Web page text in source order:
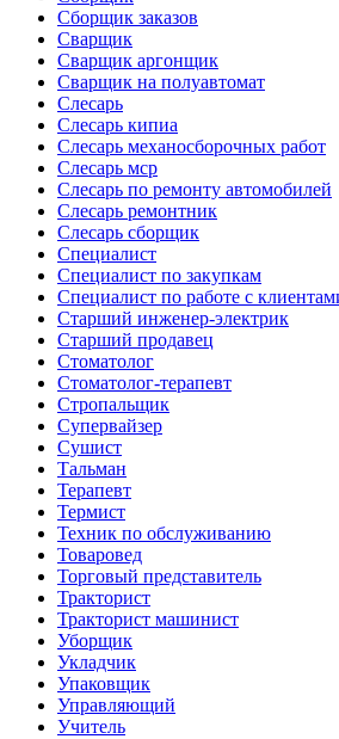
Сборщик заказов
Сварщик
Сварщик аргонщик
Сварщик на полуавтомат
Слесарь
Слесарь кипиа
Слесарь механосборочных работ
Слесарь мср
Слесарь по ремонту автомобилей
Слесарь ремонтник
Слесарь сборщик
Специалист
Специалист по закупкам
Специалист по работе с
Старший инженер-электрик
Старший продавец
Стоматолог
Стоматолог-терапевт
Стропальщик
Супервайзер
Сушист
Тальман
Терапевт
Термист
Техник по обслуживанию
Товаровед
Торговый представитель
Тракторист
Тракторист машинист
Уборщик
Укладчик
Упаковщик
Управляющий
Учитель